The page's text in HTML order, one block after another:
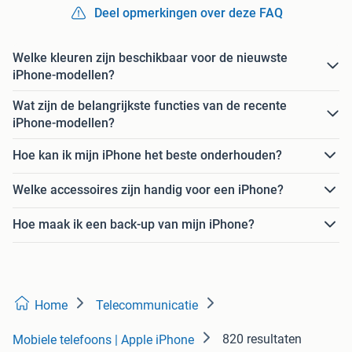
Deel opmerkingen over deze FAQ
Welke kleuren zijn beschikbaar voor de nieuwste
iPhone-modellen?
Wat zijn de belangrijkste functies van de recente
iPhone-modellen?
Hoe kan ik mijn iPhone het beste onderhouden?
Welke accessoires zijn handig voor een iPhone?
Hoe maak ik een back-up van mijn iPhone?
Home Telecommunicatie
Mobiele telefoons | Apple iPhone 820 resultaten